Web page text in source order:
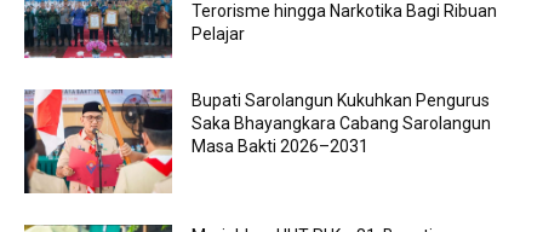
Terorisme hingga Narkotika Bagi Ribuan
Pelajar
Bupati Sarolangun Kukuhkan Pengurus
Saka Bhayangkara Cabang Sarolangun
Masa Bakti 2026–2031